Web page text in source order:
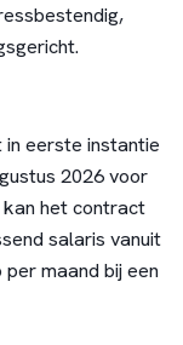
eerste instantie
2026 voor
kan het contract
salaris vanuit
maand bij een